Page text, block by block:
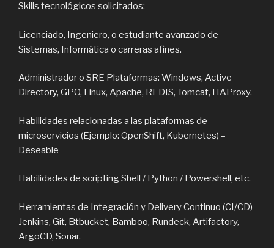
Skills tecnológicos solicitados:
Licenciado, Ingeniero, o estudiante avanzado de
Sistemas, Informática o carreras afines.
Administrador o SRE Plataformas: Windows, Active
Directory, GPO, Linux, Apache, REDIS, Tomcat, HAProxy.
Habilidades relacionadas a las plataformas de
microservicios (Ejemplo: OpenShift, Kubernetes) –
Deseable
Habilidades de scripting Shell / Python / Powershell, etc.
Herramientas de Integración y Delivery Continuo (CI/CD)
Jenkins, Git, Btbucket, Bamboo, Rundeck, Artifactory,
ArgoCD, Sonar.